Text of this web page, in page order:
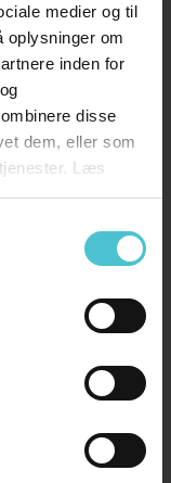
medier og til
oplysninger om
inden for
disse
dem, eller som
Læs
Skulle
volumen,
Ved cloud-
op for
for det, du